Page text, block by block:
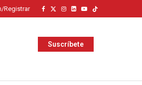
Registrar
Suscríbete